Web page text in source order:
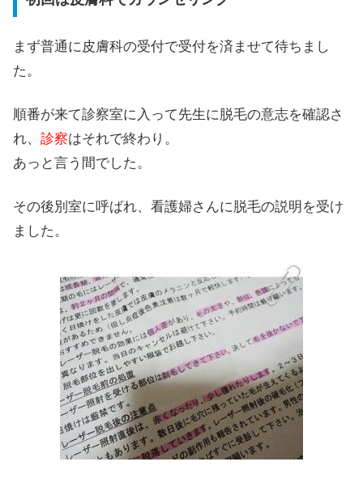
まず普通に皮膚科の受付で受付を済ませて待ちまし
た。
順番が来て診察室に入って先生に脱毛の意志を確認さ
れ、 診察はそれで終わり。
あっと言う間でした。
その後別室に呼ばれ、看護婦さんに脱毛の説明を受け
ました。